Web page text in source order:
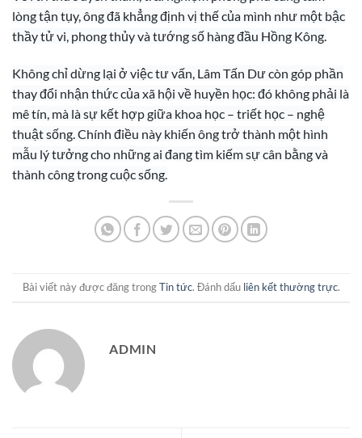
lòng tận tụy, ông đã khẳng định vị thế của mình như một bậc
thầy tử vi, phong thủy và tướng số hàng đầu Hồng Kông.
Không chỉ dừng lại ở việc tư vấn, Lâm Tấn Dư còn góp phần
thay đổi nhận thức của xã hội về huyền học: đó không phải là
mê tín, mà là sự kết hợp giữa khoa học – triết học – nghệ
thuật sống. Chính điều này khiến ông trở thành một hình
mẫu lý tưởng cho những ai đang tìm kiếm sự cân bằng và
thành công trong cuộc sống.
Bài viết này được đăng trongTin tức. Đánh dấu liên kết thường trực.
ADMIN